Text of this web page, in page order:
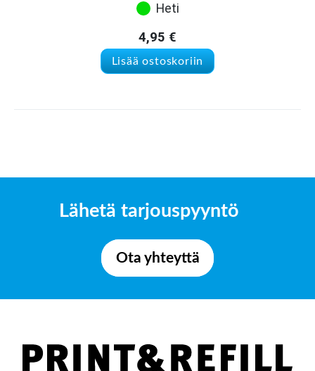
Heti
4,95 €
Lisää ostoskoriin
Lähetä tarjouspyyntö
Ota yhteyttä